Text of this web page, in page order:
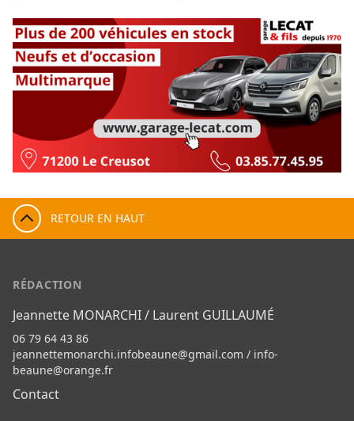
RETOUR EN HAUT
RÉDACTION
Jeannette MONARCHI / Laurent GUILLAUMÉ
06 79 64 43 86
jeannettemonarchi.infobeaune@gmail.com / info-
beaune@orange.fr
Contact